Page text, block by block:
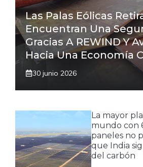
Las Palas Eólicas
Encuentran Una
Gracias A REWIND Y
Hacia Una Economía
30 junio 2026
La mayor
mundo con
paneles no
que India
del carbón